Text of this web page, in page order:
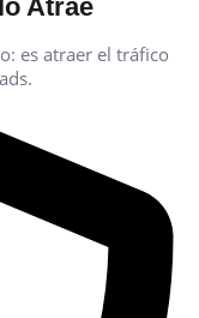
Atrae
es atraer el tráfico